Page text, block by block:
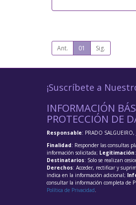
Ant. 01 Sig.
¡Suscríbete a
INFORMACIÓN
PROTECCIÓN DE
Responsable: PRADO SALGUEIRO,
Finalidad: Responder las consultas
información solicitada; Legitimación
Destinatarios: Solo se realizan
Derechos: Acceder, rectificar y
indica en la información adicional;
consultar la información completa de
Política de Privacidad.